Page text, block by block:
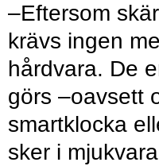
–Eftersom
krävs ingen
hårdvara. De
görs –oavsett
smartklocka
sker i